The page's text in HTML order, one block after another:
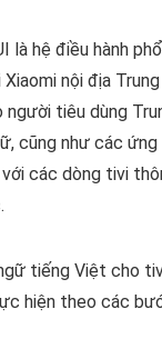
là hệ điều hành
nội địa
người tiêu dùng
cũng như các
các dòng tivi
tiếng Việt cho
hiện theo các